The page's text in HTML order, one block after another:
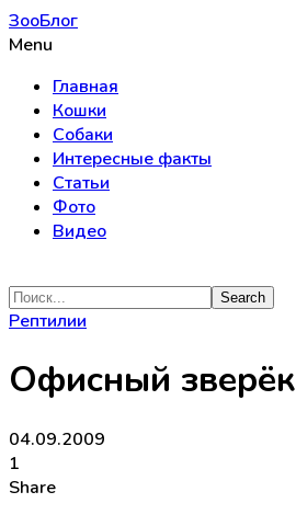
ЗооБлог
Menu
Главная
Кошки
Собаки
Интересные факты
Статьи
Фото
Видео
Рептилии
Офисный зверёк
04.09.2009
1
Share